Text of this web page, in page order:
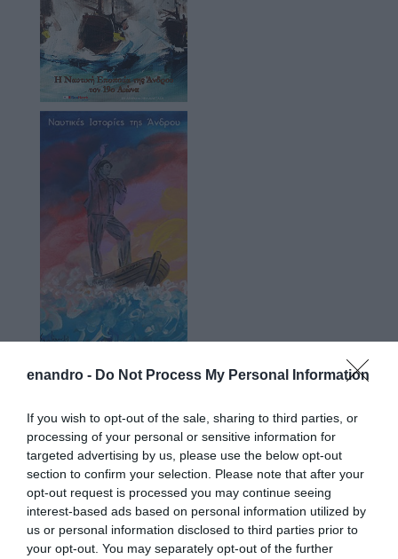
enandro - Do Not Process My Personal Information
If you wish to opt-out of the sale, sharing to third parties, or
processing of your personal or sensitive information for
targeted advertising by us, please use the below opt-out
section to confirm your selection. Please note that after your
opt-out request is processed you may continue seeing
interest-based ads based on personal information utilized by
us or personal information disclosed to third parties prior to
your opt-out. You may separately opt-out of the further
Προτεινόμενα άρθρα
ΡΑΦΗΝΑ – ΘΕΟΥΤΑ σημειώσατε…
ΣΥΓΚΛΟΝΙΣΤΙΚΟΣ ΑΠΟΧΑΙΡΕΤΙΣΜΟΣ ΣΤΗ
ΡΑΦΗΝΑ ΣΤΟ «ΤΕΛΕΥΤΑΙΟ ΜΠΑΡΚΟ» ΤΟΥ